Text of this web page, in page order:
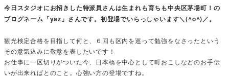
今日スタジオにお招きした特派員さんは生まれも育ちも中央区茅場町！の
ブログネーム「yaz」さんです。初登場でいらっしゃいます＼(^o^)／。
観光検定合格を目指して何と、６回も区内を巡って勉強をなさったという
その意気込みに敬意を表したいです！
お仕事に一区切りがついた今、日本橋を中心として町おこしなどのお手伝
いが出来ればとのこと。心強い方の登場ですね。